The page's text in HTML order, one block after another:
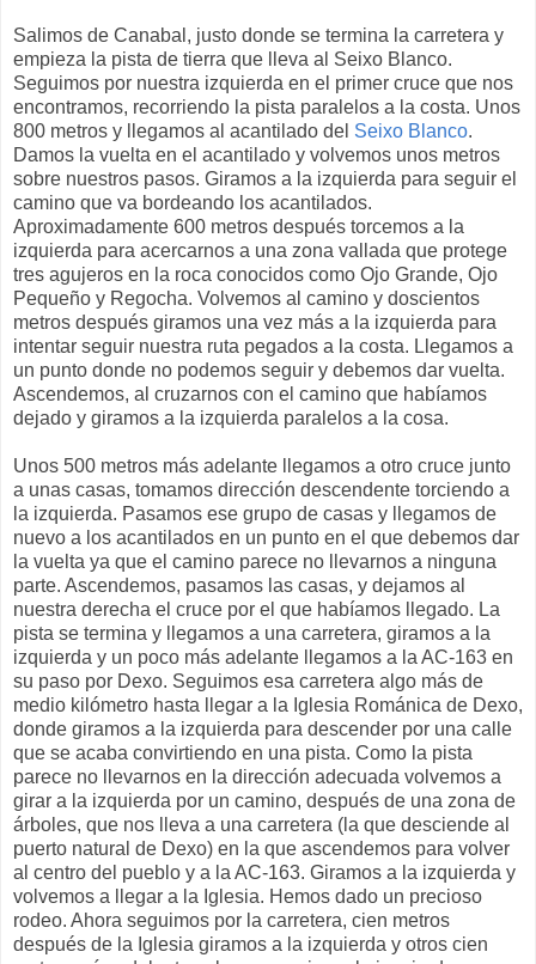
Salimos de Canabal, justo donde se termina la carretera y
empieza la pista de tierra que lleva al Seixo Blanco.
Seguimos por nuestra izquierda en el primer cruce que nos
encontramos, recorriendo la pista paralelos a la costa. Unos
800 metros y llegamos al acantilado del Seixo Blanco.
Damos la vuelta en el acantilado y volvemos unos metros
sobre nuestros pasos. Giramos a la izquierda para seguir el
camino que va bordeando los acantilados.
Aproximadamente 600 metros después torcemos a la
izquierda para acercarnos a una zona vallada que protege
tres agujeros en la roca conocidos como Ojo Grande, Ojo
Pequeño y Regocha. Volvemos al camino y doscientos
metros después giramos una vez más a la izquierda para
intentar seguir nuestra ruta pegados a la costa. Llegamos a
un punto donde no podemos seguir y debemos dar vuelta.
Ascendemos, al cruzarnos con el camino que habíamos
dejado y giramos a la izquierda paralelos a la cosa.
Unos 500 metros más adelante llegamos a otro cruce junto
a unas casas, tomamos dirección descendente torciendo a
la izquierda. Pasamos ese grupo de casas y llegamos de
nuevo a los acantilados en un punto en el que debemos dar
la vuelta ya que el camino parece no llevarnos a ninguna
parte. Ascendemos, pasamos las casas, y dejamos al
nuestra derecha el cruce por el que habíamos llegado. La
pista se termina y llegamos a una carretera, giramos a la
izquierda y un poco más adelante llegamos a la AC-163 en
su paso por Dexo. Seguimos esa carretera algo más de
medio kilómetro hasta llegar a la Iglesia Románica de Dexo,
donde giramos a la izquierda para descender por una calle
que se acaba convirtiendo en una pista. Como la pista
parece no llevarnos en la dirección adecuada volvemos a
girar a la izquierda por un camino, después de una zona de
árboles, que nos lleva a una carretera (la que desciende al
puerto natural de Dexo) en la que ascendemos para volver
al centro del pueblo y a la AC-163. Giramos a la izquierda y
volvemos a llegar a la Iglesia. Hemos dado un precioso
rodeo. Ahora seguimos por la carretera, cien metros
después de la Iglesia giramos a la izquierda y otros cien